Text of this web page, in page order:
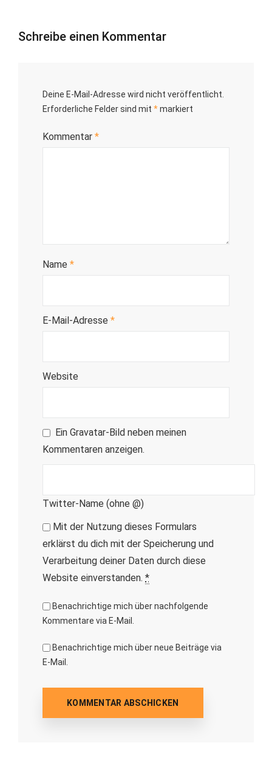
Schreibe einen Kommentar
Deine E-Mail-Adresse wird nicht veröffentlicht.
Erforderliche Felder sind mit *markiert
Kommentar *
Name *
E-Mail-Adresse *
Website
EinGravatar-Bild neben meinen
Kommentaren anzeigen.
Twitter-Name (ohne @)
Mit der Nutzung dieses Formulars
erklärst du dich mit der Speicherung und
Verarbeitung deiner Daten durch diese
Website einverstanden. *
Benachrichtige mich über nachfolgende
Kommentare via E-Mail.
Benachrichtige mich über neue Beiträge via
E-Mail.